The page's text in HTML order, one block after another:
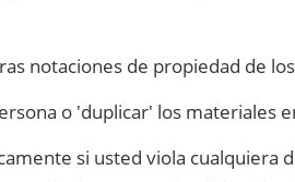
notaciones de propiedad de
o 'duplicar' los materiales
si usted viola cualquiera